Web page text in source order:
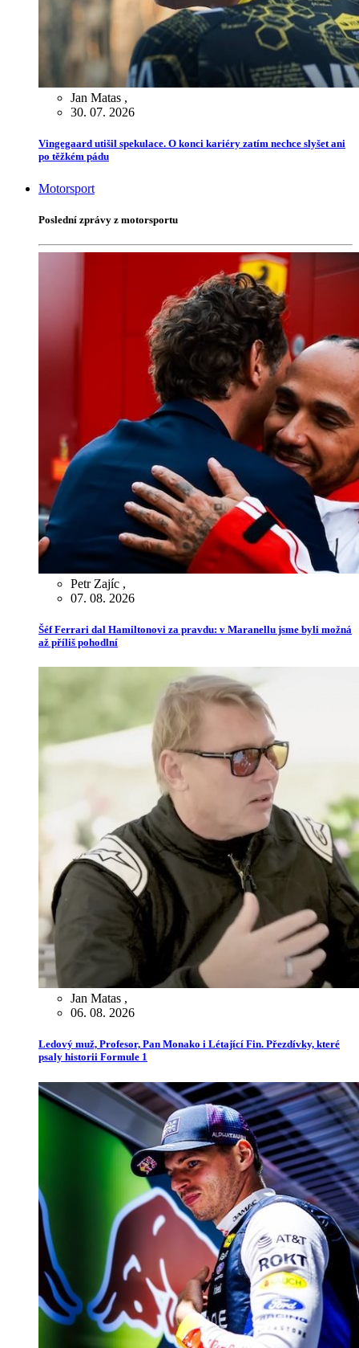
Jan Matas ,
30. 07. 2026
Vingegaard utišil spekulace. O konci kariéry zatím nechce slyšet ani
po těžkém pádu
Motorsport
Poslední zprávy z motorsportu
Petr Zajíc ,
07. 08. 2026
Šéf Ferrari dal Hamiltonovi za pravdu: v Maranellu jsme byli možná
až příliš pohodlní
Jan Matas ,
06. 08. 2026
Ledový muž, Profesor, Pan Monako i Létající Fin. Přezdívky, které
psaly historii Formule 1